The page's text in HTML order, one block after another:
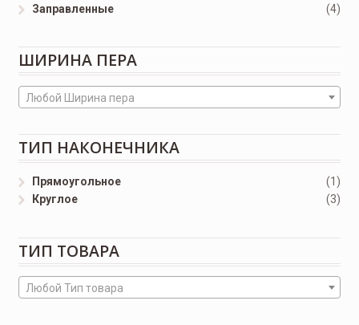
Заправленные
(4)
ШИРИНА ПЕРА
Любой Ширина пера
ТИП НАКОНЕЧНИКА
Прямоугольное
(1)
Круглое
(3)
ТИП ТОВАРА
Любой Тип товара